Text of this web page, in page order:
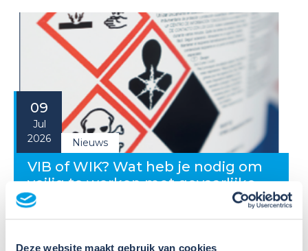
Deze website maakt gebruik van cookies
09
Jul
2026
Nieuws
VIB of WIK? Wat heb je nodig om
veilig te werken met gevaarlijke
stoffen?